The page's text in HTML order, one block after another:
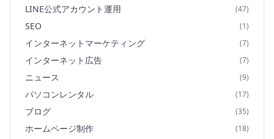
LINE公式アカウント運用 (47)
SEO (1)
インターネットマーケティング (7)
インターネット広告 (7)
ニュース (9)
パソコンレンタル (17)
ブログ (35)
ホームページ制作 (18)